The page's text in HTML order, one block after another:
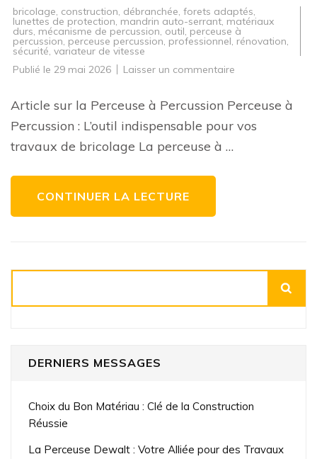
bricolage, construction, débranchée, forets adaptés,
lunettes de protection, mandrin auto-serrant, matériaux
durs, mécanisme de percussion, outil, perceuse à
percussion, perceuse percussion, professionnel, rénovation,
sécurité, variateur de vitesse
Publié le 29 mai 2026 Laisser un commentaire
Comment
la
Article sur la Perceuse à Percussion Perceuse à
Percussion : L’outil indispensable pour vos
travaux de bricolage La perceuse à …
CONTINUER LA LECTURE
DERNIERS MESSAGES
Choix du Bon Matériau : Clé de la Construction
Réussie
La Perceuse Dewalt : Votre Alliée pour des Travaux